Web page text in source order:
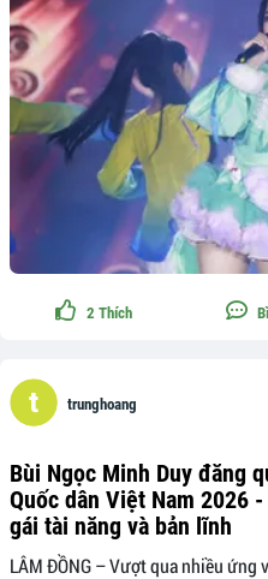
2 Thích
trunghoang
Bùi Ngọc Minh Duy đăng
Quốc dân Việt Nam 2026
gái tài năng và bản lĩnh
LÂM ĐỒNG – Vượt qua nhiều